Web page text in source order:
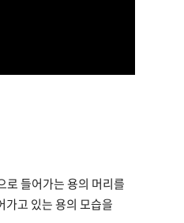
로 들어가는 용의 머리를
가고 있는 용의 모습을